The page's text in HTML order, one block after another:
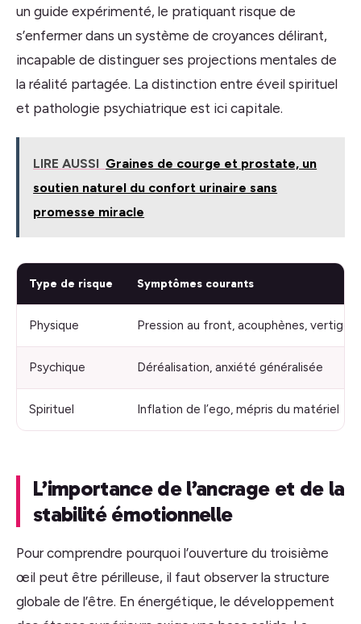
un guide expérimenté, le pratiquant risque de
s’enfermer dans un système de croyances délirant,
incapable de distinguer ses projections mentales de
la réalité partagée. La distinction entre éveil spirituel
et pathologie psychiatrique est ici capitale.
LIRE AUSSI Graines de courge et prostate, un
soutien naturel du confort urinaire sans
promesse miracle
Type de risque Symptômes courants
Physique Pression au front, acouphènes, vertiges
Psychique Déréalisation, anxiété généralisée
Spirituel Inflation de l’ego, mépris du matériel
L’importance de l’ancrage et de la
stabilité émotionnelle
Pour comprendre pourquoi l’ouverture du troisième
œil peut être périlleuse, il faut observer la structure
globale de l’être. En énergétique, le développement